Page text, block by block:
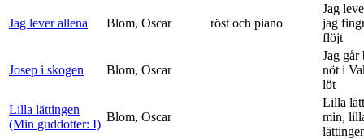
Jag lever allena Blom, Oscar röst och piano
Jag
jag
flöjt
Josep i skogen Blom, Oscar
Jag går
nöt i
löt
Lilla lättingen
(Min guddotter: I)
Blom, Oscar
Lilla
min,